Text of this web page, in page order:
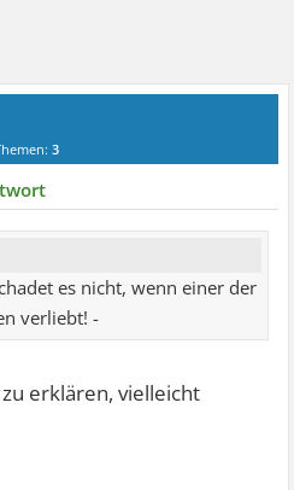
3
es nicht, wenn einer der
verliebt! -
erklären, vielleicht